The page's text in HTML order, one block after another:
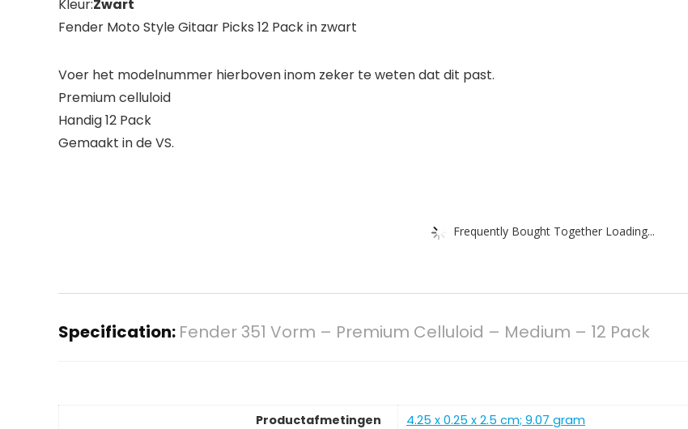
Kleur:Zwart
Fender Moto Style Gitaar Picks 12 Pack in zwart
Voer het modelnummer hierboven inom zeker te weten dat dit past.
Premium celluloid
Handig 12 Pack
Gemaakt in de VS.
Frequently Bought Together Loading...
Specification: Fender 351 Vorm – Premium Celluloid – Medium – 12 Pack
Productafmetingen
‎4.25 x 0.25 x 2.5 cm; 9.07 gram